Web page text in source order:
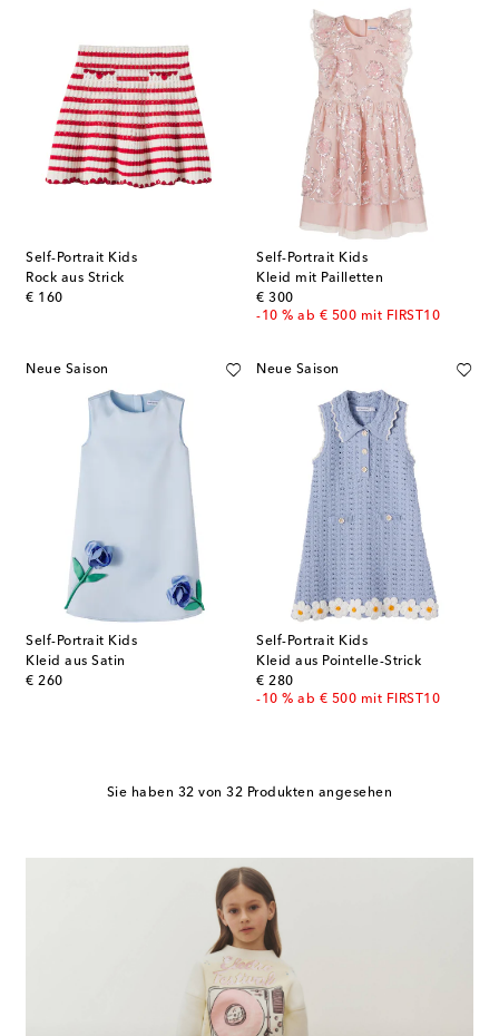
Self-Portrait Kids
Rock aus Strick
€ 160
original price
Self-Portrait Kids
Kleid mit Pailletten
€ 300
original price
-10 % ab € 500 mit FIRST10
Neue Saison
Self-Portrait Kids
Kleid aus Satin
€ 260
original price
Neue Saison
Self-Portrait Kids
Kleid aus Pointelle-Strick
€ 280
original price
-10 % ab € 500 mit FIRST10
Sie haben 32 von 32 Produkten angesehen